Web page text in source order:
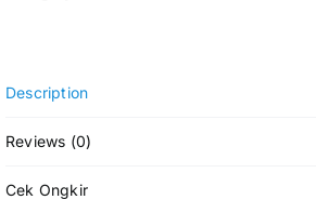
Description
Reviews (0)
Cek Ongkir